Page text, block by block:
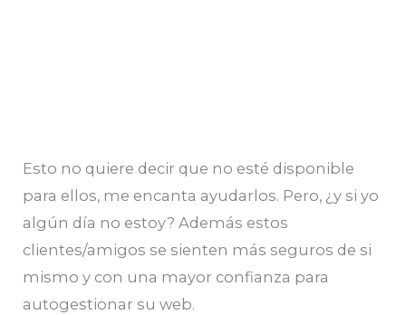
Esto no quiere decir que no esté disponible
para ellos, me encanta ayudarlos. Pero, ¿y si yo
algún día no estoy? Además estos
clientes/amigos se sienten más seguros de si
mismo y con una mayor confianza para
autogestionar su web.